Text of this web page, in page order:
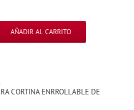
AÑADIR AL CARRITO
CORTINA ENRROLLABLE DE